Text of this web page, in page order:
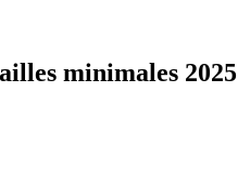
minimales 2025